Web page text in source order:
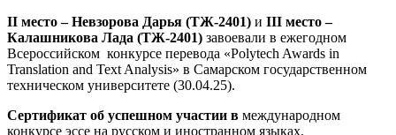
II место – Невзорова Дарья (ТЖ-2401) и III место –
Калашникова Лада (ТЖ-2401) завоевали в ежегодном
Всероссийском конкурсе перевода «Polytech Awards in
Translation and Text Analysis» в Самарском государственном
техническом университете (30.04.25).
Сертификат об успешном участии в международном
конкурсе эссе на русском и иностранном языках,